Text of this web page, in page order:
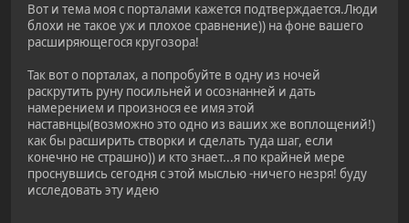
Вот и тема моя с порталами кажется подтверждается.Люди
блохи не такое уж и плохое сравнение)) на фоне вашего
расширяющегося кругозора!
Так вот о порталах, а попробуйте в одну из ночей
раскрутить руну посильней и осознанней и дать
намерением и произнося ее имя этой
наставнцы(возможно это одно из ваших же воплощений!)
как бы расширить створки и сделать туда шаг, если
конечно не страшно)) и кто знает...я по крайней мере
проснувшись сегодня с этой мыслью -ничего незря! буду
исследовать эту идею